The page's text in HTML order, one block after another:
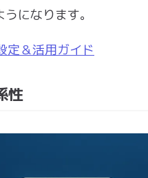
になります。
定＆活用ガイド
性